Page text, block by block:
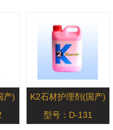
产)
K2石材护理剂(国产)
型号：D-131